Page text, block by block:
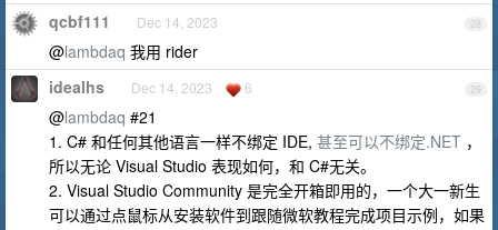
28
qcbf111 Dec 14, 2023
@lambdaq 我用 rider
29
idealhs Dec 14, 2023 6
@lambdaq #21
1. C# 和任何其他语言一样不绑定 IDE, 甚至可以不绑定.NET ，
所以无论 Visual Studio 表现如何，和 C#无关。
2. Visual Studio Community 是完全开箱即用的，一个大一新生
可以通过点鼠标从安装软件到跟随微软教程完成项目示例，如果